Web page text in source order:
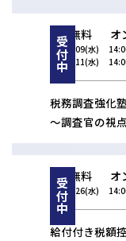
受付中
無料 オ
09/09(水)
11/11(水)
税務調査強化
～調査官の視
受付中
無料 オ
08/26(水)
給付付き税額